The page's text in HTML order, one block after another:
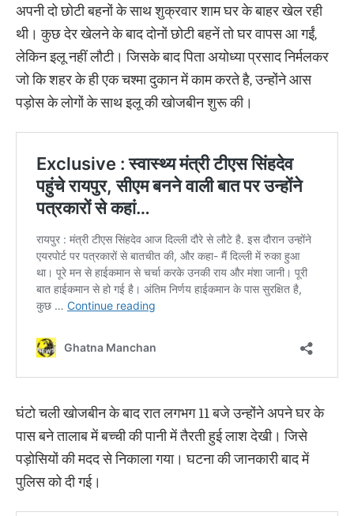
अपनी दो छोटी बहनों के साथ शुक्रवार शाम घर के बाहर खेल रही
थी। कुछ देर खेलने के बाद दोनों छोटी बहनें तो घर वापस आ गईं,
लेकिन इलू नहीं लौटी। जिसके बाद पिता अयोध्या प्रसाद निर्मलकर
जो कि शहर के ही एक चश्मा दुकान में काम करते है, उन्होंने आस
पड़ोस के लोगों के साथ इलू की खोजबीन शुरू की।
घंटो चली खोजबीन के बाद रात लगभग 11 बजे उन्होंने अपने घर के
पास बने तालाब में बच्ची की पानी में तैरती हुई लाश देखी। जिसे
पड़ोसियों की मदद से निकाला गया। घटना की जानकारी बाद में
पुलिस को दी गई।